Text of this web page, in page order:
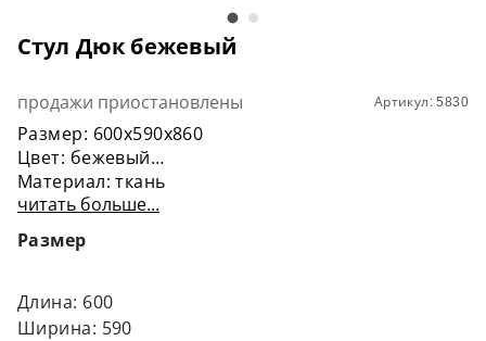
Стул Дюк бежевый
Артикул: 5830
продажи приостановлены
Размер: 600х590х860
Цвет: бежевый
Материал: ткань
Нога: металл черный
Макс.допустимая нагрузка – 120 кг
читать больше...
Размер
Длина: 600
Ширина: 590